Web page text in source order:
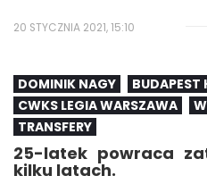
20 STYCZNIA 2021, 15:10
DOMINIK NAGY
BUDAPEST
CWKS LEGIA WARSZAWA
TRANSFERY
25-latek powraca
kilku latach.